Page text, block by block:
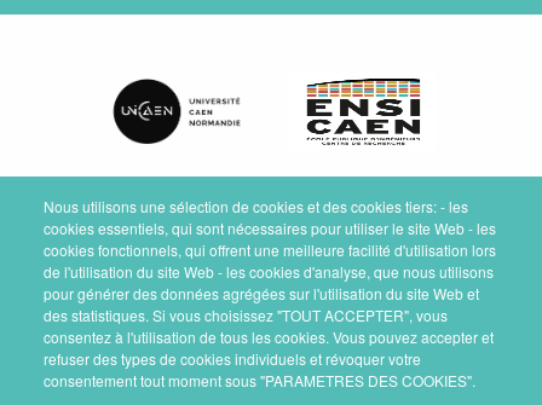
Nous utilisons une sélection de cookies et des cookies tiers: - les
cookies essentiels, qui sont nécessaires pour utiliser le site Web - les
cookies fonctionnels, qui offrent une meilleure facilité d'utilisation lors
de l'utilisation du site Web - les cookies d'analyse, que nous utilisons
pour générer des données agrégées sur l'utilisation du site Web et
des statistiques. Si vous choisissez "TOUT ACCEPTER", vous
consentez à l'utilisation de tous les cookies. Vous pouvez accepter et
refuser des types de cookies individuels et révoquer votre
consentement tout moment sous "PARAMETRES DES COOKIES".